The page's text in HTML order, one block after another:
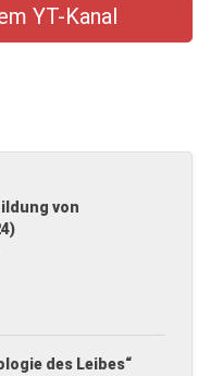
YT-Kanal
von
des Leibes“